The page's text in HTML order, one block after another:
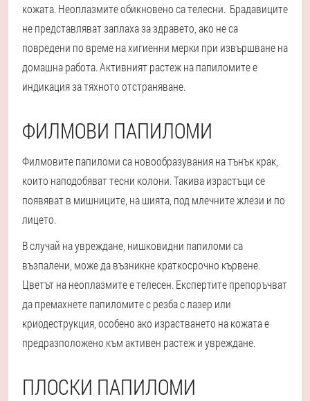
кожата. Неоплазмите обикновено са телесни. Брадавиците
не представляват заплаха за здравето, ако не са
повредени по време на хигиенни мерки при извършване на
домашна работа. Активният растеж на папиломите е
индикация за тяхното отстраняване.
ФИЛМОВИ ПАПИЛОМИ
Филмовите папиломи са новообразувания на тънък крак,
които наподобяват тесни колони. Такива израстъци се
появяват в мишниците, на шията, под млечните жлези и по
лицето.
В случай на увреждане, нишковидни папиломи са
възпалени, може да възникне краткосрочно кървене.
Цветът на неоплазмите е телесен. Експертите препоръчват
да премахнете папиломите с резба с лазер или
криодеструкция, особено ако израстването на кожата е
предразположено към активен растеж и увреждане.
ПЛОСКИ ПАПИЛОМИ